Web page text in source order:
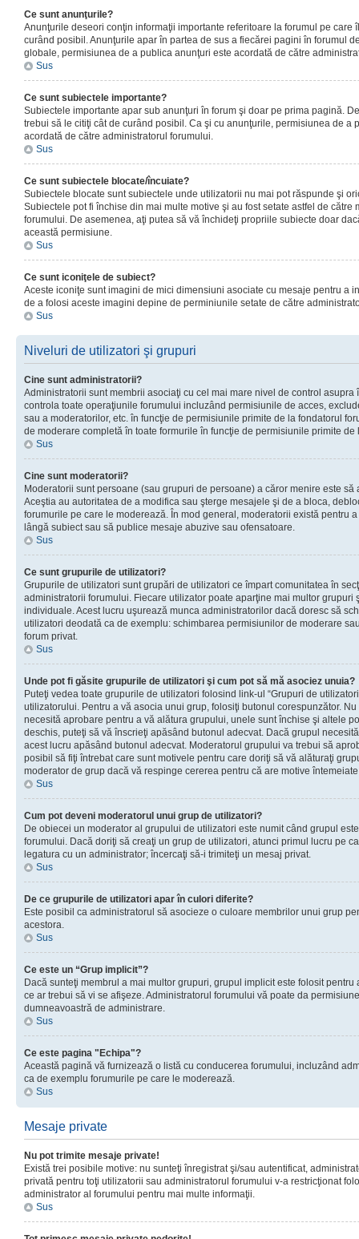
Ce sunt anunţurile?
Anunţurile deseori conţin informaţii importante referitoare la forumul pe care
curând posibil. Anunţurile apar în partea de sus a fiecărei pagini în forumul
globale, permisiunea de a publica anunţuri este acordată de către
Sus
Ce sunt subiectele importante?
Subiectele importante apar sub anunţuri în forum şi doar pe prima pagină.
trebui să le citiţi cât de curând posibil. Ca şi cu anunţurile, permisiunea de a
acordată de către administratorul forumului.
Sus
Ce sunt subiectele blocate/încuiate?
Subiectele blocate sunt subiectele unde utilizatorii nu mai pot răspunde şi
Subiectele pot fi închise din mai multe motive şi au fost setate astfel de către
forumului. De asemenea, aţi putea să vă închideţi propriile subiecte doar
această permisiune.
Sus
Ce sunt iconiţele de subiect?
Aceste iconiţe sunt imagini de mici dimensiuni asociate cu mesaje pentru a
de a folosi aceste imagini depine de perminiunile setate de către
Sus
Niveluri de utilizatori şi grupuri
Cine sunt administratorii?
Administratorii sunt membrii asociaţi cu cel mai mare nivel de control asupra
controla toate operaţiunile forumului incluzând permisiunile de acces,
sau a moderatorilor, etc. în funcţie de permisiunile primite de la fondatorul
de moderare completă în toate formurile în funcţie de permisiunile primite de
Sus
Cine sunt moderatorii?
Moderatorii sunt persoane (sau grupuri de persoane) a căror menire este
Aceştia au autoritatea de a modifica sau şterge mesajele şi de a bloca,
forumurile pe care le moderează. În mod general, moderatorii există pentru
lângă subiect sau să publice mesaje abuzive sau ofensatoare.
Sus
Ce sunt grupurile de utilizatori?
Grupurile de utilizatori sunt grupări de utilizatori ce împart comunitatea în
administratorii forumului. Fiecare utilizator poate aparţine mai multor grupuri
individuale. Acest lucru uşurează munca administratorilor dacă doresc să
utilizatori deodată ca de exemplu: schimbarea permisiunilor de moderare
forum privat.
Sus
Unde pot fi găsite grupurile de utilizatori şi cum pot să mă asociez unuia?
Puteţi vedea toate grupurile de utilizatori folosind link-ul “Grupuri de
utilizatorului. Pentru a vă asocia unui grup, folosiţi butonul corespunzător.
necesită aprobare pentru a vă alătura grupului, unele sunt închise şi altele
deschis, puteţi să vă înscrieţi apăsând butonul adecvat. Dacă grupul
acest lucru apăsând butonul adecvat. Moderatorul grupului va trebui să
posibil să fiţi întrebat care sunt motivele pentru care doriţi să vă alăturaţi
moderator de grup dacă vă respinge cererea pentru că are motive
Sus
Cum pot deveni moderatorul unui grup de utilizatori?
De obiecei un moderator al grupului de utilizatori este numit când grupul
forumului. Dacă doriţi să creaţi un grup de utilizatori, atunci primul lucru pe
legatura cu un administrator; încercaţi să-i trimiteţi un mesaj privat.
Sus
De ce grupurile de utilizatori apar în culori diferite?
Este posibil ca administratorul să asocieze o culoare membrilor unui grup
acestora.
Sus
Ce este un “Grup implicit”?
Dacă sunteţi membrul a mai multor grupuri, grupul implicit este folosit
ce ar trebui să vi se afişeze. Administratorul forumului vă poate da
dumneavoastră de administrare.
Sus
Ce este pagina "Echipa"?
Această pagină vă furnizează o listă cu conducerea forumului, incluzând
ca de exemplu forumurile pe care le moderează.
Sus
Mesaje private
Nu pot trimite mesaje private!
Există trei posibile motive: nu sunteţi înregistrat şi/sau autentificat,
privată pentru toţi utilizatorii sau administratorul forumului v-a restricţionat
administrator al forumului pentru mai multe informaţii.
Sus